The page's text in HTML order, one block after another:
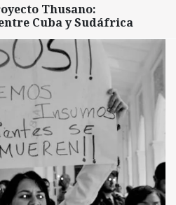
Thusano:
Cuba y Sudáfrica